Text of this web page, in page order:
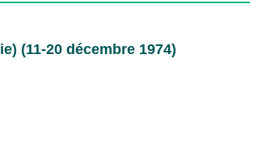
(11-20 décembre 1974)